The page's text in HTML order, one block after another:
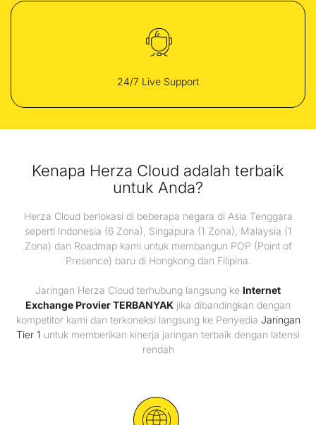
24/7 Live Support
Kenapa Herza Cloud adalah terbaik
untuk Anda?
Herza Cloud berlokasi di beberapa negara di Asia Tenggara
seperti Indonesia (6 Zona), Singapura (1 Zona), Malaysia (1
Zona) dan Roadmap kami untuk membangun POP (Point of
Presence) baru di Hongkong dan Filipina.
Jaringan Herza Cloud terhubung langsung ke Internet
Exchange Provier TERBANYAK jika dibandingkan dengan
kompetitor kami dan terkoneksi langsung ke Penyedia Jaringan
Tier 1 untuk memberikan kinerja jaringan terbaik dengan latensi
rendah